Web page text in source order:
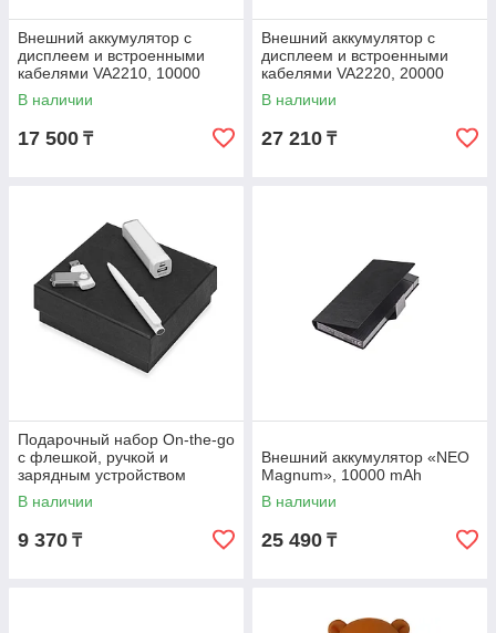
Внешний аккумулятор с
дисплеем и встроенными
кабелями VA2210, 10000
mAh
В наличии
17 500 ₸
Внешний аккумулятор с
дисплеем и встроенными
кабелями VA2220, 20000
mAh
В наличии
27 210 ₸
Подарочный набор On-the-go
с флешкой, ручкой и
зарядным устройством
В наличии
9 370 ₸
Внешний аккумулятор «NEO
Magnum», 10000 mAh
В наличии
25 490 ₸